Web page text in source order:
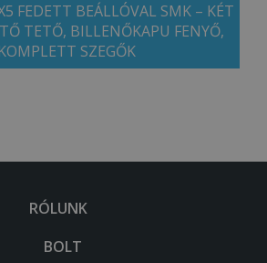
FEDETT BEÁLLÓVAL SMK – KÉT
TETŐ, BILLENŐKAPU FENYŐ,
SZEGŐK
RÓLUNK
BOLT